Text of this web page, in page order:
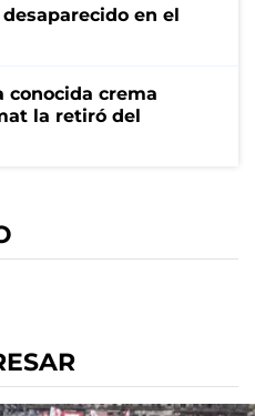
en el
conocida crema
la retiró del